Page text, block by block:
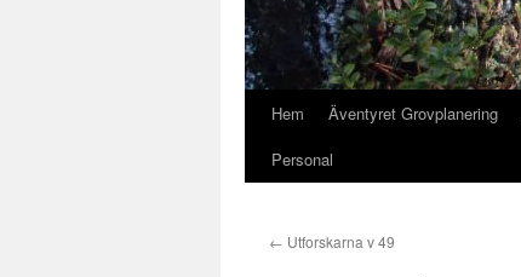
Hoppa
Hem Äventyret Grovplanering
Personal
← Utforskarna v 49